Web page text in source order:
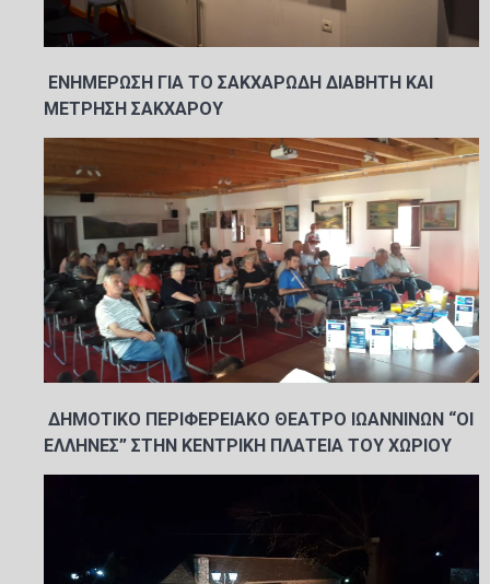
ΕΝΗΜΕΡΩΣΗ ΓΙΑ ΤΟ ΣΑΚΧΑΡΩΔΗ ΔΙΑΒΗΤΗ ΚΑΙ
ΜΕΤΡΗΣΗ ΣΑΚΧΑΡΟΥ
ΔΗΜΟΤΙΚΟ ΠΕΡΙΦΕΡΕΙΑΚΟ ΘΕΑΤΡΟ ΙΩΑΝΝΙΝΩΝ “ΟΙ
ΕΛΛΗΝΕΣ” ΣΤΗΝ ΚΕΝΤΡΙΚΗ ΠΛΑΤΕΙΑ ΤΟΥ ΧΩΡΙΟΥ